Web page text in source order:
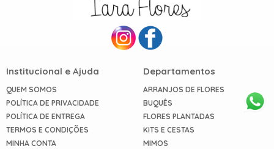
Institucional e Ajuda
QUEM SOMOS
POLÍTICA DE PRIVACIDADE
POLÍTICA DE ENTREGA
TERMOS E CONDIÇÕES
MINHA CONTA
Departamentos
ARRANJOS DE FLORES
BUQUÊS
FLORES PLANTADAS
KITS E CESTAS
MIMOS